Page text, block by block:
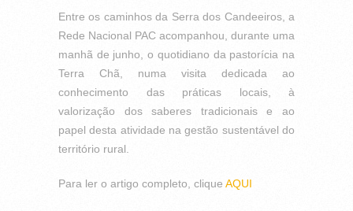
Entre os caminhos da Serra dos Candeeiros, a
Rede Nacional PAC acompanhou, durante uma
manhã de junho, o quotidiano da pastorícia na
Terra Chã, numa visita dedicada ao
conhecimento das práticas locais, à
valorização dos saberes tradicionais e ao
papel desta atividade na gestão sustentável do
território rural.
Para ler o artigo completo, clique AQUI